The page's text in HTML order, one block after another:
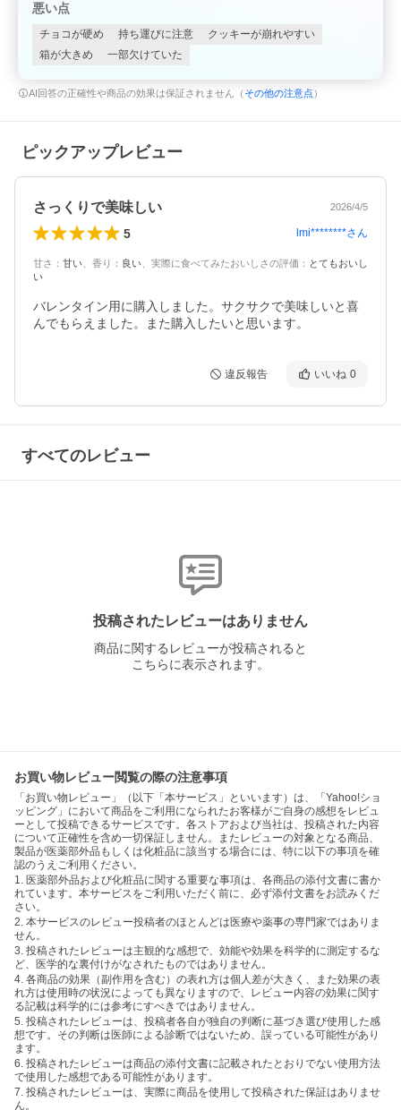
悪い点
チョコが硬め 持ち運びに注意
クッキーが崩れやすい
箱が大きめ
一部欠けていた
AI回答の正確性や商品の効果は保証されません（ その他の注意点 ）
ピックアップレビュー
さっくりで美味しい 2026/4/5
5 lmi********さん
甘さ ： 甘い 香り ： 良い 実際に食べてみたおいしさの評価 ： とてもおいし
い
バレンタイン用に購入しました。サクサクで美味しいと喜
んでもらえました。また購入したいと思います。
違反報告 いいね 0
すべてのレビュー
投稿されたレビューはありません
商品に関するレビューが投稿されると
こちらに表示されます。
お買い物レビュー閲覧の際の注意事項
「お買い物レビュー」（以下「本サービス」といいます）は、「Yahoo!ショ
ッピング」において商品をご利用になられたお客様がご自身の感想をレビュ
ーとして投稿できるサービスです。各ストアおよび当社は、投稿された内容
について正確性を含め一切保証しません。またレビューの対象となる商品、
製品が医薬部外品もしくは化粧品に該当する場合には、特に以下の事項を確
認のうえご利用ください。
1. 医薬部外品および化粧品に関する重要な事項は、各商品の添付文書に書か
れています。本サービスをご利用いただく前に、必ず添付文書をお読みくだ
さい。
2. 本サービスのレビュー投稿者のほとんどは医療や薬事の専門家ではありま
せん。
3. 投稿されたレビューは主観的な感想で、効能や効果を科学的に測定するな
ど、医学的な裏付けがなされたものではありません。
4. 各商品の効果（副作用を含む）の表れ方は個人差が大きく、また効果の表
れ方は使用時の状況によっても異なりますので、レビュー内容の効果に関す
る記載は科学的には参考にすべきではありません。
5. 投稿されたレビューは、投稿者各自が独自の判断に基づき選び使用した感
想です。その判断は医師による診断ではないため、誤っている可能性があり
ます。
6. 投稿されたレビューは商品の添付文書に記載されたとおりでない使用方法
で使用した感想である可能性があります。
7. 投稿されたレビューは、実際に商品を使用して投稿された保証はありませ
ん。